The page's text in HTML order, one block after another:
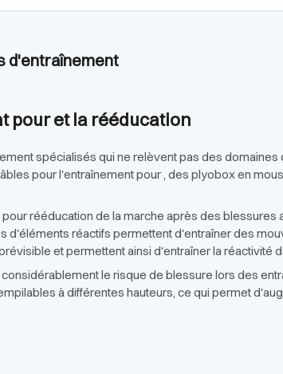
d'entraînement
pour et la rééducation
spécialisés qui ne relèvent pas des
pour l'entraînement pour , des plyobox en
rééducation de la marche après des
d'éléments réactifs permettent d'entraîner des
et permettent ainsi d'entraîner la réactivité
le risque de blessure lors des
à différentes hauteurs, ce qui permet